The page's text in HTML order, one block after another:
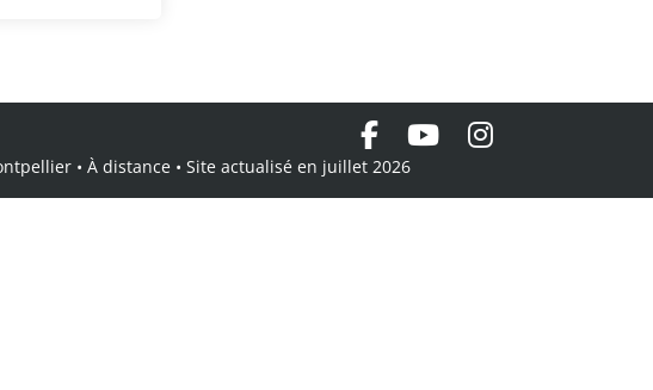
• À distance • Site actualisé en juillet 2026